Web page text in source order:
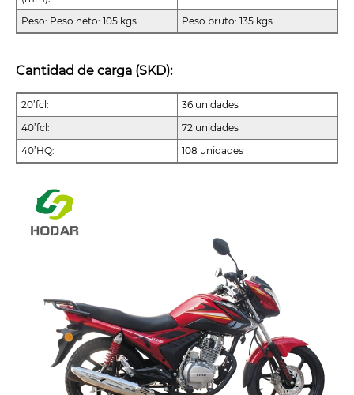
Peso: Peso neto: 105 kgs
Peso bruto: 135 kgs
Cantidad de carga (SKD):
20’fcl:
36 unidades
40’fcl:
72 unidades
40’HQ:
108 unidades